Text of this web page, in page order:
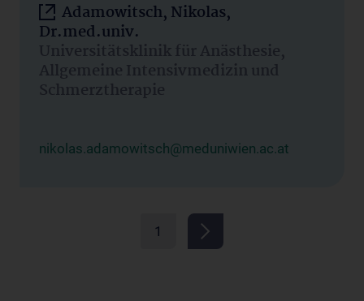
Adamowitsch, Nikolas,
Dr.med.univ.
Universitätsklinik für Anästhesie,
Allgemeine Intensivmedizin und
Schmerztherapie
nikolas.adamowitsch@meduniwien.ac.at
1